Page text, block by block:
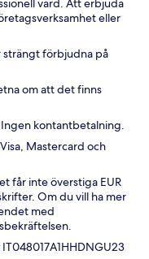
värd. Att erbjuda
eller
strängt förbjudna på
om att det finns
kontantbetalning.
Mastercard och
får inte överstiga EUR
Om du vill ha mer
med